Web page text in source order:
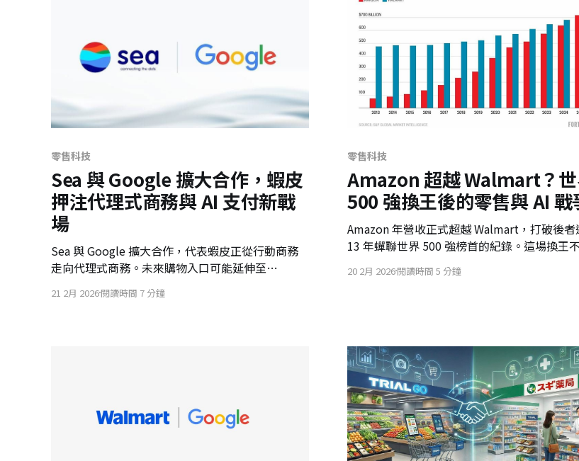
零售科技
Sea 與 Google 擴大合作，蝦皮
押注代理式商務與 AI 支付新戰
場
Sea 與 Google 擴大合作，代表蝦皮正從行動商務
走向代理式商務。未來購物入口可能延伸至
YouTube 與 Google 生態系，由 AI 協助搜尋、比
價、推薦與支付準備，而成敗關鍵將落在信任成本
21 2月 2026閱讀時間 7 分鐘
零售科技
Amazon 超越 Walmart？
500 強換王後的零售與 AI 戰
Amazon 年營收正式超越 Walmart，打破後者
13 年蟬聯世界 500 強榜首的紀錄。這場換王
營收排名變化，更顯示零售龍頭們正透過雲端
告、第三方市集與 AI，重新定義全球消費市場。
20 2月 2026閱讀時間 5 分鐘